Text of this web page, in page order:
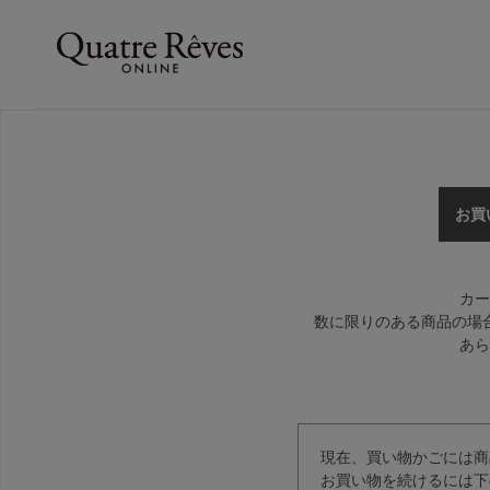
お買
カ
数に限りのある商品の場
あ
現在、買い物かごには
お買い物を続けるには